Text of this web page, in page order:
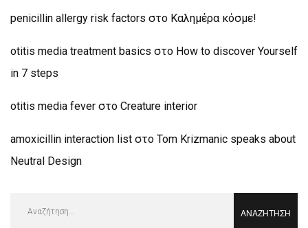
penicillin allergy risk factors στο Καλημέρα κόσμε!
otitis media treatment basics στο How to discover Yourself
in 7 steps
otitis media fever στο Creature interior
amoxicillin interaction list στο Tom Krizmanic speaks about
Neutral Design